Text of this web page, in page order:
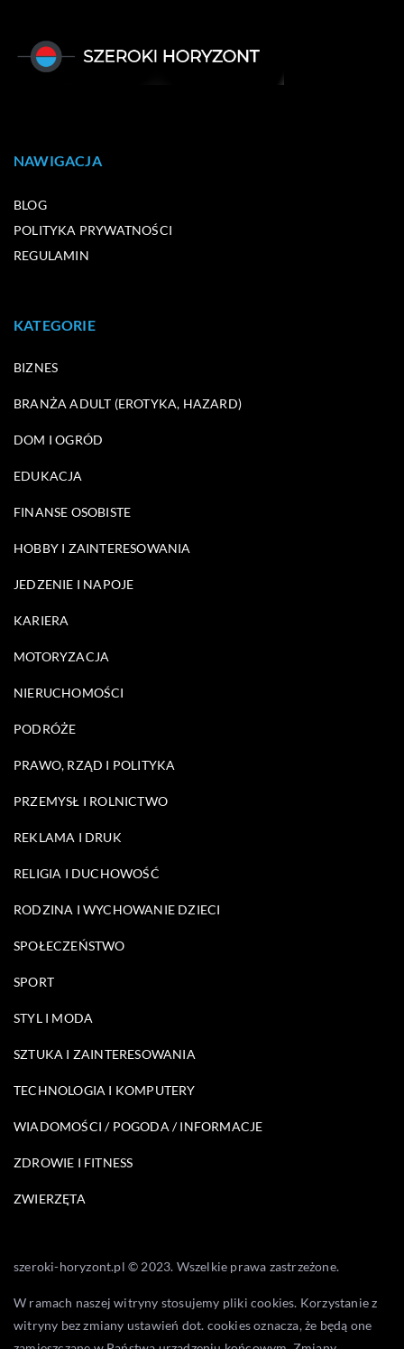
NAWIGACJA
BLOG
POLITYKA PRYWATNOŚCI
REGULAMIN
KATEGORIE
BIZNES
BRANŻA ADULT (EROTYKA, HAZARD)
DOM I OGRÓD
EDUKACJA
FINANSE OSOBISTE
HOBBY I ZAINTERESOWANIA
JEDZENIE I NAPOJE
KARIERA
MOTORYZACJA
NIERUCHOMOŚCI
PODRÓŻE
PRAWO, RZĄD I POLITYKA
PRZEMYSŁ I ROLNICTWO
REKLAMA I DRUK
RELIGIA I DUCHOWOŚĆ
RODZINA I WYCHOWANIE DZIECI
SPOŁECZEŃSTWO
SPORT
STYL I MODA
SZTUKA I ZAINTERESOWANIA
TECHNOLOGIA I KOMPUTERY
WIADOMOŚCI / POGODA / INFORMACJE
ZDROWIE I FITNESS
ZWIERZĘTA
szeroki-horyzont.pl © 2023. Wszelkie prawa zastrzeżone.
W ramach naszej witryny stosujemy pliki cookies. Korzystanie z
witryny bez zmiany ustawień dot. cookies oznacza, że będą one